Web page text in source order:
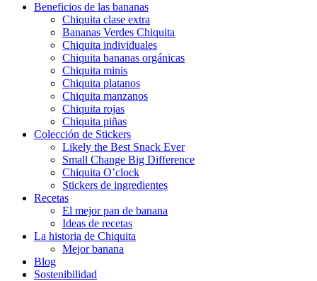
Beneficios de las bananas
Chiquita clase extra
Bananas Verdes Chiquita
Chiquita individuales
Chiquita bananas orgánicas
Chiquita minis
Chiquita platanos
Chiquita manzanos
Chiquita rojas
Chiquita piñas
Colección de Stickers
Likely the Best Snack Ever
Small Change Big Difference
Chiquita O’clock
Stickers de ingredientes
Recetas
El mejor pan de banana
Ideas de recetas
La historia de Chiquita
Mejor banana
Blog
Sostenibilidad